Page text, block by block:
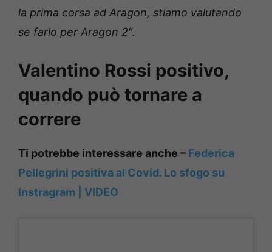
la prima corsa ad Aragon, stiamo valutando
se farlo per Aragon 2″.
Valentino Rossi positivo,
quando può tornare a
correre
Ti potrebbe interessare anche – Federica
Pellegrini positiva al Covid. Lo sfogo su
Instragram | VIDEO